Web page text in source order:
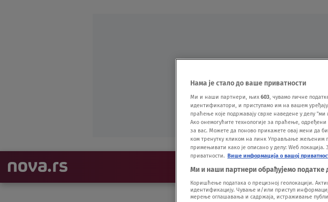
NAJNOVIJE VESTI SHOW
Нама је стало до ваше приватности
Ми и наши партнери, њих 603, чувамо личне
идентификатори, и приступамо им на вашем
праћење које подржавају сврхе наведене у делу
Ако онемогућите технологије за праћење,
за вас. Можете да поново прикажете овај мени да
ком тренутку кликом на линк Управљање жељеним
примењивати како је описано у делу: Wеб
приватности. Више информација о вашој
Ми и наши партнери обрађујемо податке
Коришћење података о прецизној геолокацији.
идентификацију. Чување и/или приступ
мерење оглашавања и садржаја, истраживање